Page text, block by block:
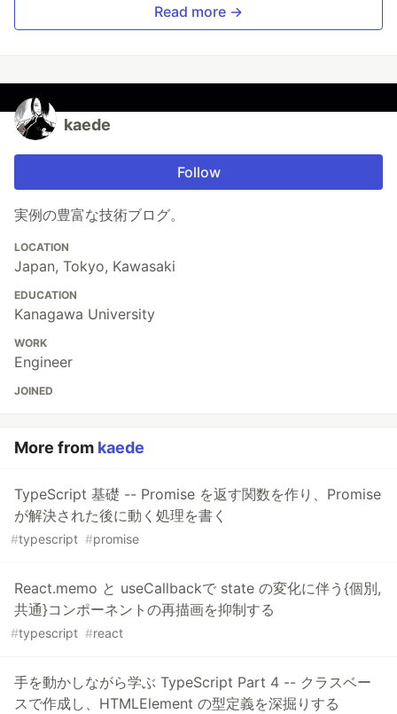
Read more →
kaede
Follow
実例の豊富な技術ブログ。
LOCATION
Japan, Tokyo, Kawasaki
EDUCATION
Kanagawa University
WORK
Engineer
JOINED
More from kaede
TypeScript 基礎 -- Promise を返す関数を作り、Promise
が解決された後に動く処理を書く
#typescript #promise
React.memo と useCallbackで state の変化に伴う{個別,
共通}コンポーネントの再描画を抑制する
#typescript #react
手を動かしながら学ぶ TypeScript Part 4 -- クラスベー
スで作成し、HTMLElement の型定義を深掘りする